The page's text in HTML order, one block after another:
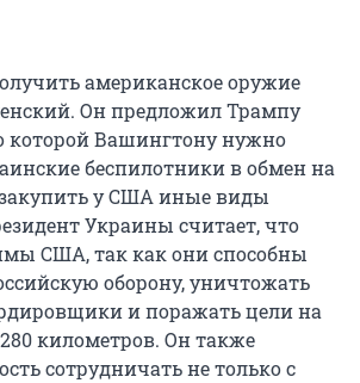
американское оружие
Он предложил Трампу
которой Вашингтону нужно
беспилотники в обмен на
закупить у США иные виды
Украины считает, что
США, так как они способны
оборону, уничтожать
и поражать цели на
километров. Он также
сотрудничать не только с